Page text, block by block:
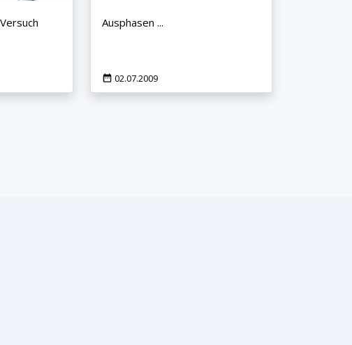
Ausphasen ...
02.07.2009